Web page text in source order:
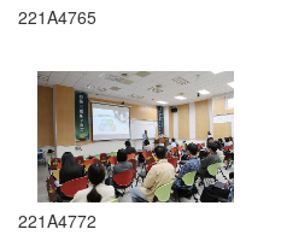
221A4765
221A4772